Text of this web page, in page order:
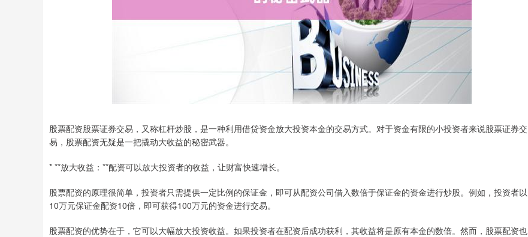
股票配资股票证券交易，又称杠杆炒股，是一种利用借贷资金放大投资本金的交易方式。对于资金有限的小投资者来说股票证券交
易，股票配资无疑是一把撬动大收益的秘密武器。
* **放大收益：**配资可以放大投资者的收益，让财富快速增长。
股票配资的原理很简单，投资者只需提供一定比例的保证金，即可从配资公司借入数倍于保证金的资金进行炒股。例如，投资者以
10万元保证金配资10倍，即可获得100万元的资金进行交易。
股票配资的优势在于，它可以大幅放大投资收益。如果投资者在配资后成功获利，其收益将是原有本金的数倍。然而，股票配资也